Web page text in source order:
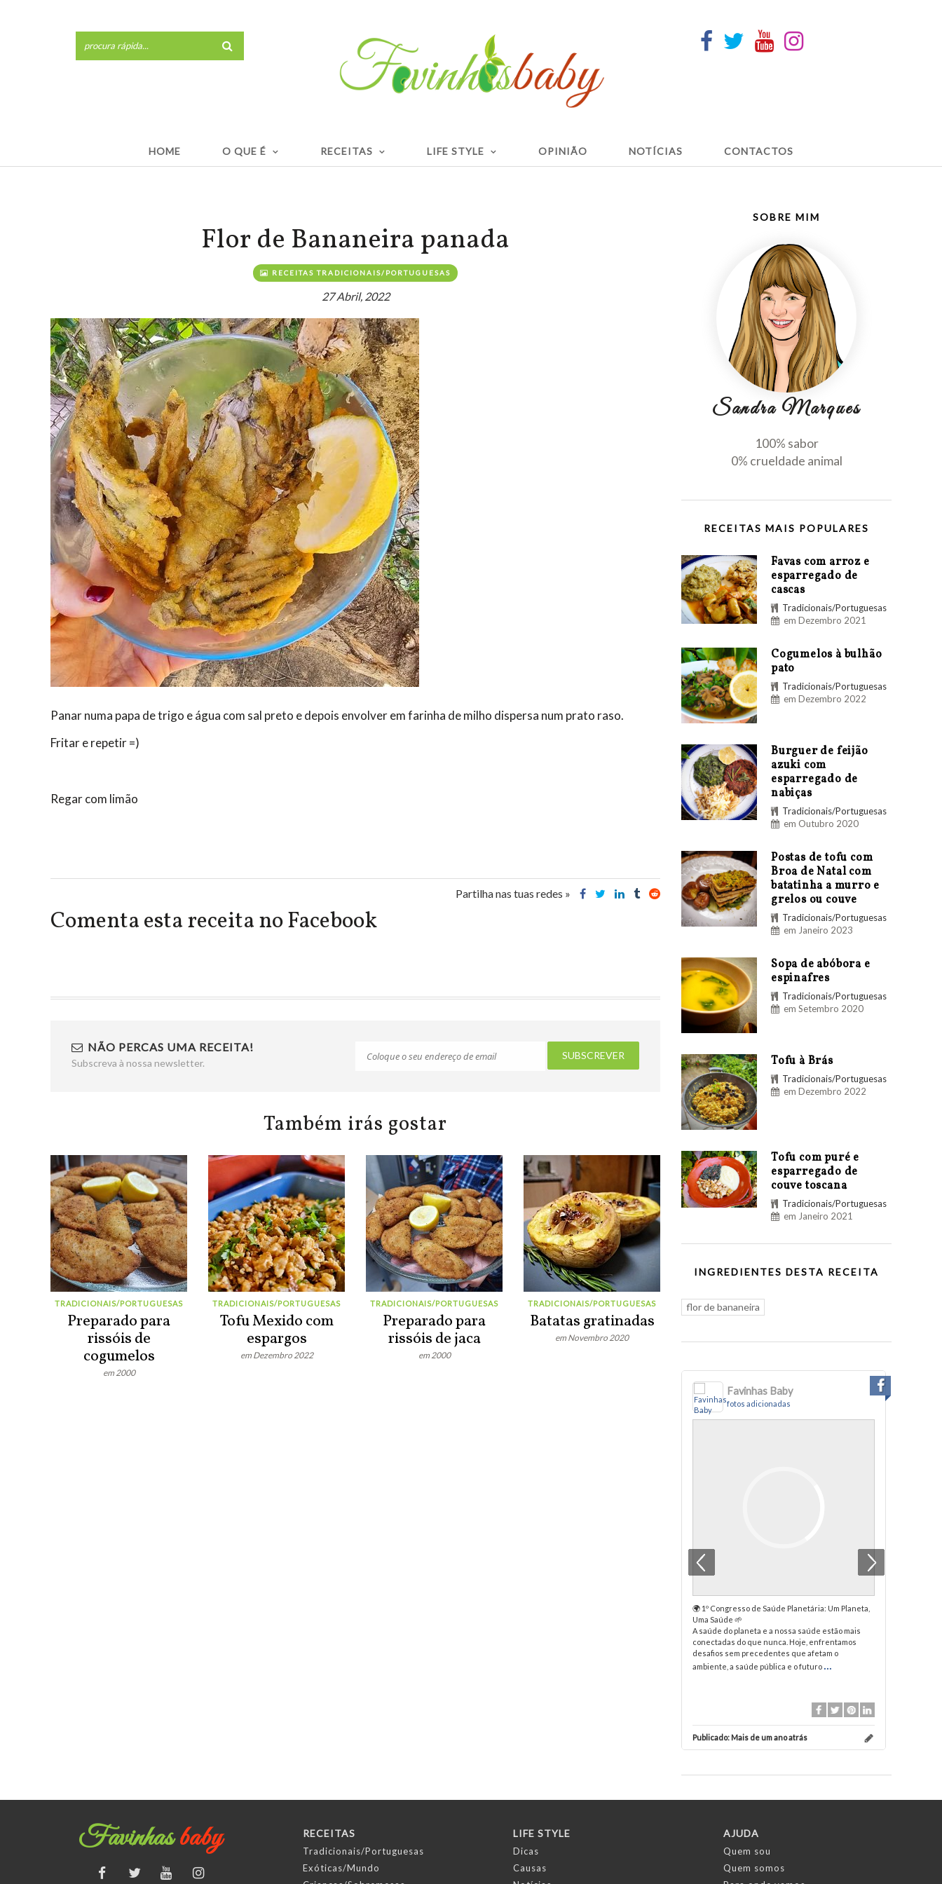
HOME O QUE É RECEITAS LIFE STYLE OPINIÃO NOTÍCIAS CONTACTOS
Flor de Bananeira panada
RECEITAS TRADICIONAIS/PORTUGUESAS
27 Abril, 2022
Panar numa papa de trigo e água com sal preto e depois envolver em farinha de milho dispersa num prato raso.
Fritar e repetir =)
Regar com limão
Partilha nas tuas redes »
Comenta esta receita no Facebook
NÃO PERCAS UMA RECEITA!
Subscreva à nossa newsletter.
Também irás gostar
TRADICIONAIS/PORTUGUESAS
Preparado para
rissóis de
cogumelos
em 2000
TRADICIONAIS/PORTUGUESAS
Tofu Mexido com
espargos
em Dezembro 2022
TRADICIONAIS/PORTUGUESAS
Preparado para
rissóis de jaca
em 2000
TRADICIONAIS/PORTUGUESAS
Batatas gratinadas
em Novembro 2020
SOBRE MIM
Sandra Marques
100% sabor
0% crueldade animal
RECEITAS MAIS POPULARES
Favas com arroz e
esparregado de
cascas
Tradicionais/Portuguesas
em Dezembro 2021
Cogumelos à bulhão
pato
Tradicionais/Portuguesas
em Dezembro 2022
Burguer de feijão
azuki com
esparregado de
nabiças
Tradicionais/Portuguesas
em Outubro 2020
Postas de tofu com
Broa de Natal com
batatinha a murro e
grelos ou couve
Tradicionais/Portuguesas
em Janeiro 2023
Sopa de abóbora e
espinafres
Tradicionais/Portuguesas
em Setembro 2020
Tofu à Brás
Tradicionais/Portuguesas
em Dezembro 2022
Tofu com puré e
esparregado de
couve toscana
Tradicionais/Portuguesas
em Janeiro 2021
INGREDIENTES DESTA RECEITA
flor de bananeira
Favinhas Baby
fotos adicionadas
🌍 1º Congresso de Saúde Planetária: Um Planeta,
Uma Saúde 🌱
A saúde do planeta e a nossa saúde estão mais
conectadas do que nunca. Hoje, enfrentamos
desafios sem precedentes que afetam o
ambiente, a saúde pública e o futuro ...
Publicado: Mais de um ano atrás
Favinhasbaby RECEITAS
Tradicionais/Portuguesas
Exóticas/Mundo
LIFE STYLE
Dicas
Causas
AJUDA
Quem sou
Quem somos